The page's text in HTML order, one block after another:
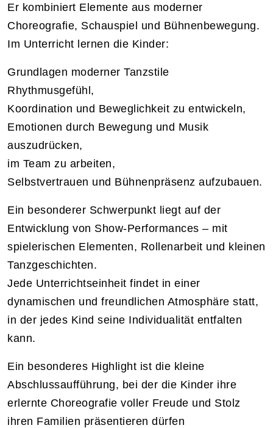
Er kombiniert Elemente aus moderner
Choreografie, Schauspiel und Bühnenbewegung.
Im Unterricht lernen die Kinder:
Grundlagen moderner Tanzstile
Rhythmusgefühl,
Koordination und Beweglichkeit zu entwickeln,
Emotionen durch Bewegung und Musik
auszudrücken,
im Team zu arbeiten,
Selbstvertrauen und Bühnenpräsenz aufzubauen.
Ein besonderer Schwerpunkt liegt auf der
Entwicklung von Show-Performances – mit
spielerischen Elementen, Rollenarbeit und kleinen
Tanzgeschichten.
Jede Unterrichtseinheit findet in einer
dynamischen und freundlichen Atmosphäre statt,
in der jedes Kind seine Individualität entfalten
kann.
Ein besonderes Highlight ist die kleine
Abschlussaufführung, bei der die Kinder ihre
erlernte Choreografie voller Freude und Stolz
ihren Familien präsentieren dürfen